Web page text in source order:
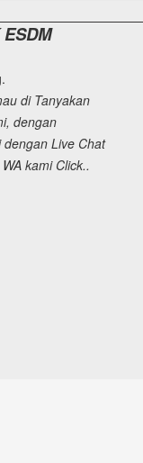
di Tanyakan
dengan
Live Chat
kami Click..